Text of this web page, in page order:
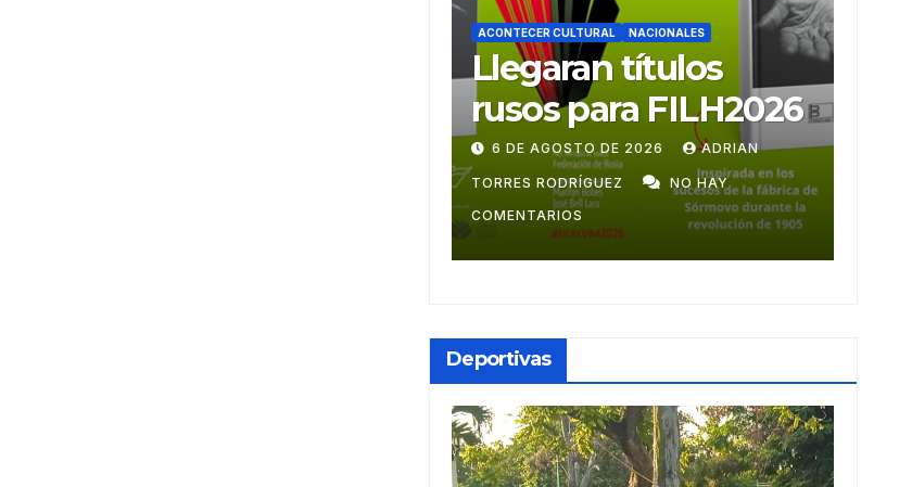
ACONTECER CULTURAL
Ballet Laura Alonso
emprende gira
centroamericana
28 DE JULIO DE 2026 ADRIAN TORRES
RODRÍGUEZ NO HAY COMENTARIOS
Deportivas